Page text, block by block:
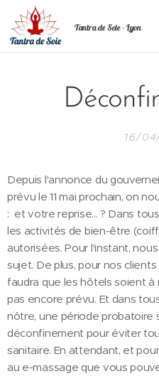
Tantra de Soie - Lyon
16/
Depuis l'annonce du
prévu le 11 mai prochain, on
: et votre reprise... ? Dans
les activités de bien-être
autorisées. Pour l'instant,
sujet. De plus, pour nos
faudra que les hôtels soient
pas encore prévu. Et dans
nôtre, une période probatoire
déconfinement pour éviter
sanitaire. En attendant, et
au e-massage que vous